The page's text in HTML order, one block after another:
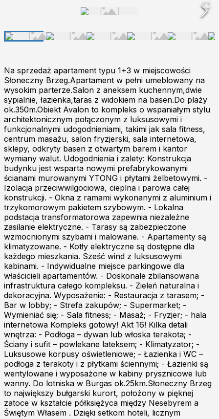
Na sprzedaż apartament typu 1+3 w miejscowości
Słoneczny Brzeg.Apartament w pełni umeblowany na
wysokim parterze.Salon z aneksem kuchennym,dwie
sypialnie, łazienka,taras z widokiem na basen.Do plaży
ok.350m.Obiekt Avalon to kompleks o wspaniałym stylu
architektonicznym połączonym z luksusowymi i
funkcjonalnymi udogodnieniami, takimi jak sala fitness,
centrum masażu, salon fryzjerski, sala internetowa,
sklepy, odkryty basen z otwartym barem i kantor
wymiany walut. Udogodnienia i zalety: Konstrukcja
budynku jest wsparta nowymi prefabrykowanymi
ścianami murowanymi YTONG i płytami żelbetowymi. -
Izolacja przeciwwilgociowa, cieplna i parowa całej
konstrukcji. - Okna z ramami wykonanymi z aluminium i
trzykomorowym pakietem szybowym. - Lokalna
podstacja transformatorowa zapewnia niezależne
zasilanie elektryczne. - Tarasy są zabezpieczone
wzmocnionymi szybami i malowane. - Apartamenty są
klimatyzowane. - Kotły elektryczne są dostępne dla
każdego mieszkania. Sześć wind z luksusowymi
kabinami. - Indywidualne miejsce parkingowe dla
właścicieli apartamentów. - Doskonale zbilansowana
infrastruktura całego kompleksu. - Zieleń naturalna i
dekoracyjna. Wyposażenie: - Restauracja z tarasem; -
Bar w lobby; - Strefa zakupów; - Supermarket; -
Wymieniać się; - Sala fitness; - Masaż; - Fryzjer; - hala
internetowa Kompleks gotowy! Akt 16! Kilka detali
wnętrza: - Podłoga – dywan lub włoska terakota; -
Ściany i sufit – powlekane lateksem; - Klimatyzator; -
Luksusowe korpusy oświetleniowe; - Łazienka i WC –
podłoga z terakoty i z płytkami ściennymi; - Łazienki są
wentylowane i wyposażone w kabiny prysznicowe lub
wanny. Do lotniska w Burgas ok.25km.Słoneczny Brzeg
to największy bułgarski kurort, położony w pięknej
zatoce w kształcie półksiężyca między Nesebyrem a
Świętym Własem . Dzięki setkom hoteli, licznym